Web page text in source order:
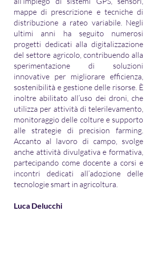
mappe di prescrizione e tecniche di
distribuzione a rateo variabile. Negli
ultimi anni ha seguito numerosi
progetti dedicati alla digitalizzazione
del settore agricolo, contribuendo alla
sperimentazione di soluzioni
innovative per migliorare efficienza,
sostenibilità e gestione delle risorse. È
inoltre abilitato all’uso dei droni, che
utilizza per attività di telerilevamento,
monitoraggio delle colture e supporto
alle strategie di precision farming.
Accanto al lavoro di campo, svolge
anche attività divulgativa e formativa,
partecipando come docente a corsi e
incontri dedicati all’adozione delle
tecnologie smart in agricoltura.
Luca Delucchi